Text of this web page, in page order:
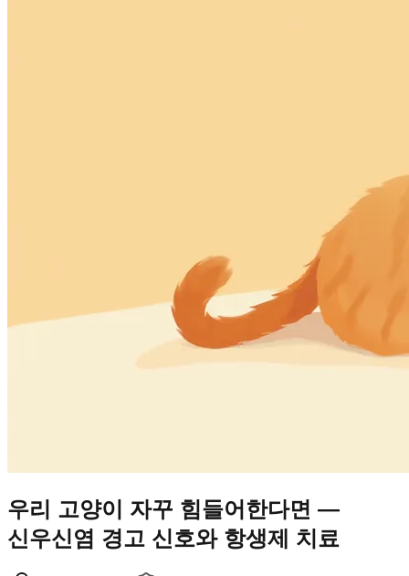
우리 고양이 자꾸 힘들어한다면 —
신우신염 경고 신호와 항생제 치료